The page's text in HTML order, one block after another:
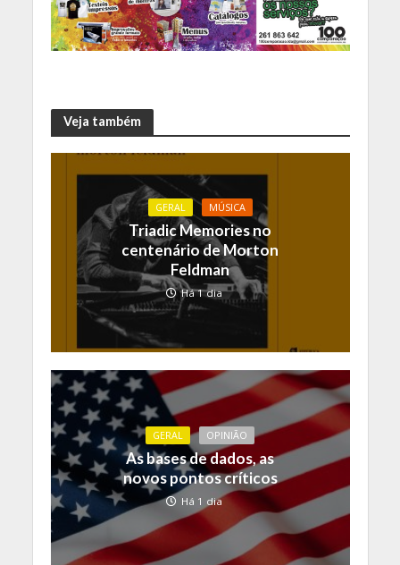
Veja também
GERAL MÚSICA
Triadic Memories no
centenário de Morton
Feldman
Há 1 dia
GERAL OPINIÃO
As bases de dados, as
novos pontos críticos
Há 1 dia